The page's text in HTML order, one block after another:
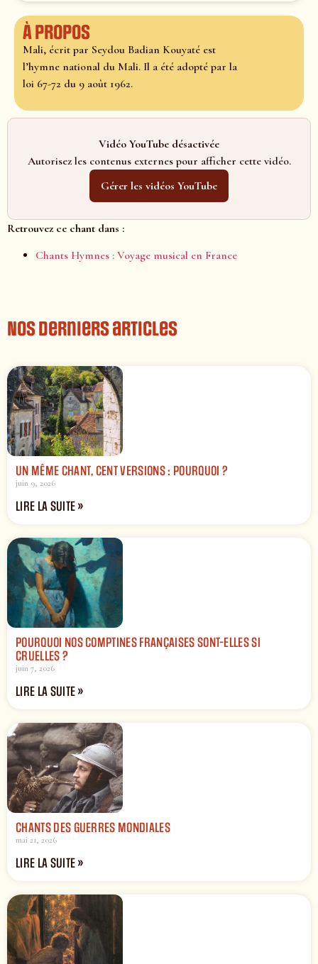
À propos
Mali, écrit par Seydou Badian Kouyaté est
l’hymne national du Mali. Il a été adopté par la
loi 67-72 du 9 août 1962.
Vidéo YouTube désactivée
Autorisez les contenus externes pour afficher cette vidéo.
Gérer les vidéos YouTube
Retrouvez ce chant dans :
Chants Hymnes : Voyage musical en France
Nos derniers articles
UN MÊME CHANT, CENT VERSIONS : POURQUOI ?
juin 9, 2026
LIRE LA SUITE »
POURQUOI NOS COMPTINES FRANÇAISES SONT-ELLES SI
CRUELLES ?
juin 7, 2026
LIRE LA SUITE »
CHANTS DES GUERRES MONDIALES
mai 21, 2026
LIRE LA SUITE »